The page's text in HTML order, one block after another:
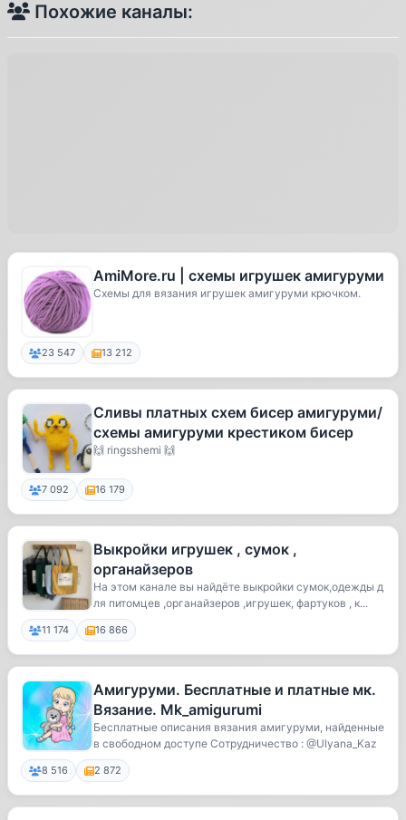
Похожие каналы:
AmiMore.ru | схемы игрушек амигуруми
Схемы для вязания игрушек амигуруми крючком.
23 547 13 212
Сливы платных схем бисер амигуруми/
схемы амигуруми крестиком бисер
🙌 ringsshemi 🙌
7 092 16 179
Выкройки игрушек , сумок ,
органайзеров
На этом канале вы найдёте выкройки сумок,одежды д
ля питомцев ,органайзеров ,игрушек, фартуков , к...
11 174 16 866
Амигуруми. Бесплатные и платные мк.
Вязание. Mk_amigurumi
Бесплатные описания вязания амигуруми, найденные
в свободном доступе Сотрудничество : @Ulyana_Kaz
8 516 2 872